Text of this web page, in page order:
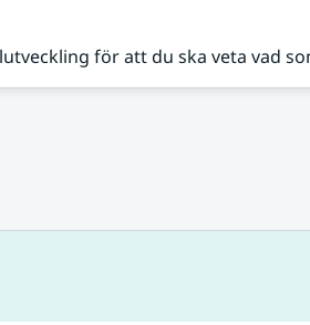
för att du ska veta vad